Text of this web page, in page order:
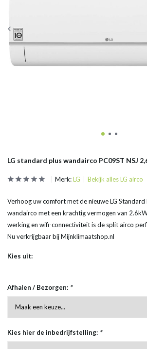
LG standard plus wandairco PC09ST NSJ
Merk:LG Bekijk alles LG airco
Verhoog uw comfort met de nieuwe LG Standard
wandairco met een krachtig vermogen van
werking en wifi-connectiviteit is de split airco
Nu verkrijgbaar bij Mijnklimaatshop.nl
Kies uit:
Afhalen / Bezorgen: *
Kies hier de inbedrijfstelling: *